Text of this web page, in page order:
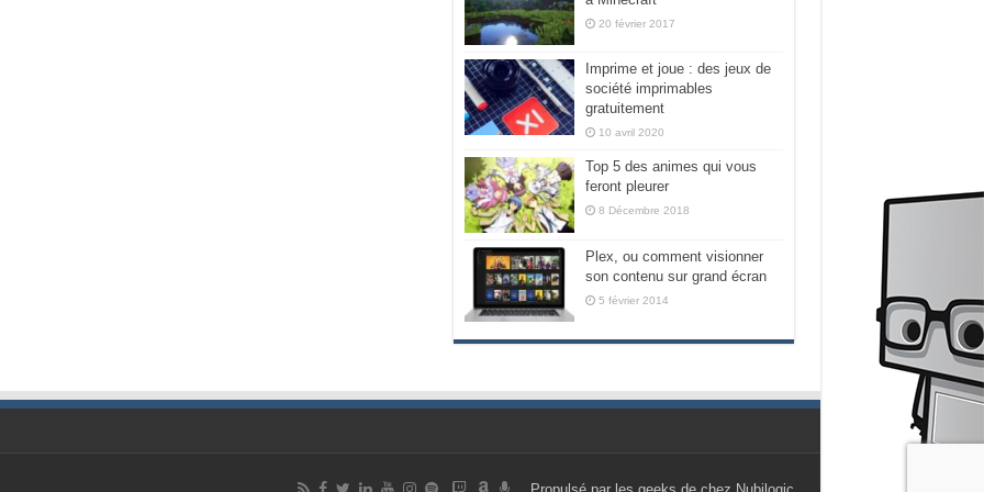
20 février 2017
Imprime et joue : des jeux de
société imprimables
gratuitement
10 avril 2020
Top 5 des animes qui vous
feront pleurer
8 Décembre 2018
Plex, ou comment visionner
son contenu sur grand écran
5 février 2014